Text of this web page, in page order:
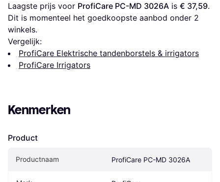
Laagste prijs voor ProfiCare PC-MD 3026A is € 37,59.
Dit is momenteel het goedkoopste aanbod onder 2
winkels.
Vergelijk:
ProfiCare Elektrische tandenborstels & irrigators
ProfiCare Irrigators
Kenmerken
Product
Productnaam ProfiCare PC-MD 3026A